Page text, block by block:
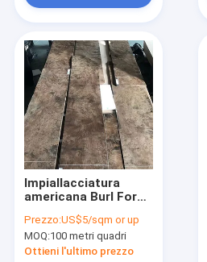
Impiallacciatura
americana Burl For
della noce nera del
taglio rotatorio
Prezzo:US$5/sqm or up
MOQ:100 metri quadri
Ottieni l'ultimo prezzo